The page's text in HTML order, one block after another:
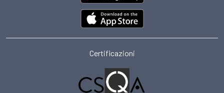
Certificazioni